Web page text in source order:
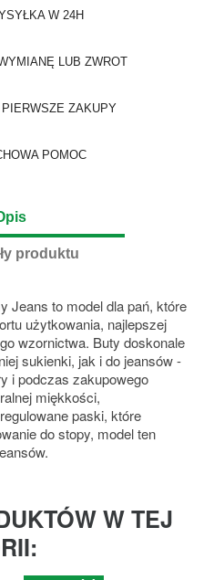
W 24H
LUB ZWROT
ZAKUPY
POMOC
produktu
Jeans to model dla pań, które
użytkowania, najlepszej
wzornictwa. Buty doskonale
sukienki, jak i do jeansów -
i podczas zakupowego
miękkości,
paski, które
do stopy, model ten
W TEJ